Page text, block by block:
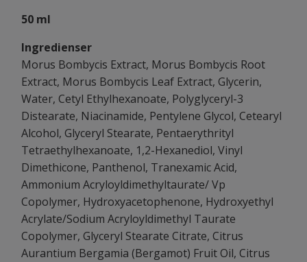
50 ml
Ingredienser
Morus Bombycis Extract, Morus Bombycis Root
Extract, Morus Bombycis Leaf Extract, Glycerin,
Water, Cetyl Ethylhexanoate, Polyglyceryl-3
Distearate, Niacinamide, Pentylene Glycol, Cetearyl
Alcohol, Glyceryl Stearate, Pentaerythrityl
Tetraethylhexanoate, 1,2-Hexanediol, Vinyl
Dimethicone, Panthenol, Tranexamic Acid,
Ammonium Acryloyldimethyltaurate/ Vp
Copolymer, Hydroxyacetophenone, Hydroxyethyl
Acrylate/Sodium Acryloyldimethyl Taurate
Copolymer, Glyceryl Stearate Citrate, Citrus
Aurantium Bergamia (Bergamot) Fruit Oil, Citrus